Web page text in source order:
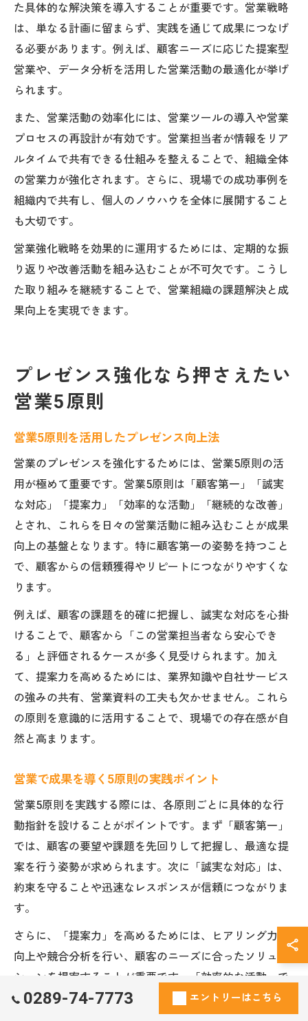
た具体的な解決策を導入することが重要です。営業戦略
は、単なる計画に留まらず、実践を通じて成果につなげ
る必要があります。例えば、顧客ニーズに応じた提案型
営業や、データ分析を活用した営業活動の最適化が挙げ
られます。
また、営業活動の効率化には、営業ツールの導入や営業
プロセスの再設計が有効です。営業担当者が情報をリア
ルタイムで共有できる仕組みを整えることで、組織全体
の営業力が強化されます。さらに、現場での成功事例を
組織内で共有し、個人のノウハウを全体に展開すること
も大切です。
営業強化戦略を効果的に運用するためには、定期的な振
り返りや改善活動を組み込むことが不可欠です。こうし
た取り組みを継続することで、営業組織の課題解決と成
果向上を実現できます。
プレゼンス強化なら押さえたい
営業5原則
営業5原則を活用したプレゼンス向上法
営業のプレゼンスを強化するためには、営業5原則の活
用が極めて重要です。営業5原則は「顧客第一」「誠実
な対応」「提案力」「効率的な活動」「継続的な改善」
とされ、これらを日々の営業活動に組み込むことが成果
向上の基盤となります。特に顧客第一の姿勢を持つこと
で、顧客からの信頼獲得やリピートにつながりやすくな
ります。
例えば、顧客の課題を的確に把握し、誠実な対応を心掛
けることで、顧客から「この営業担当者なら安心でき
る」と評価されるケースが多く見受けられます。加え
て、提案力を高めるためには、業界知識や自社サービス
の強みの共有、営業資料の工夫も欠かせません。これら
の原則を意識的に活用することで、現場での存在感が自
然と高まります。
営業で成果を導く5原則の実践ポイント
営業5原則を実践する際には、各原則ごとに具体的な行
動指針を設けることがポイントです。まず「顧客第一」
では、顧客の要望や課題を先回りして把握し、最適な提
案を行う姿勢が求められます。次に「誠実な対応」は、
約束を守ることや迅速なレスポンスが信頼につながりま
す。
さらに、「提案力」を高めるためには、ヒアリング力の
向上や競合分析を行い、顧客のニーズに合ったソリュー
ションを提案することが重要です。「効率的な活動」で
は、営業プロセスの見直しやツールの導入による業務効
0289-74-7773 エントリーはこちら